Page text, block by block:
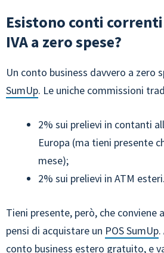
Esistono conti
IVA a zero spese?
Un conto business davvero a zero
SumUp. Le uniche commissioni
2% sui prelievi in contanti
Europa (ma tieni presente
mese);
2% sui prelievi in ATM esteri.
Tieni presente, però, che conviene
pensi di acquistare un POS SumUp.
conto business estero gratuito, e